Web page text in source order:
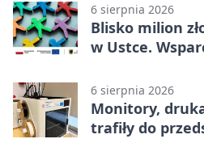
6 sierpnia 2026
Blisko milion
w Ustce.
6 sierpnia 2026
Monitory,
trafiły do